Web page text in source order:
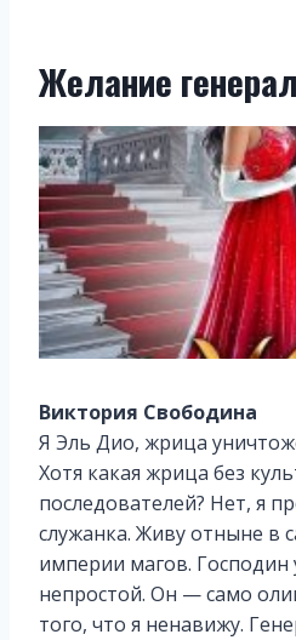
Желание
Виктория Свободина
Я Эль Дио, жрица
Хотя какая жрица без
последователей? Нет, я
служанка. Живу отныне в
империи магов. Господин
непростой. Он — само
того, что я ненавижу.